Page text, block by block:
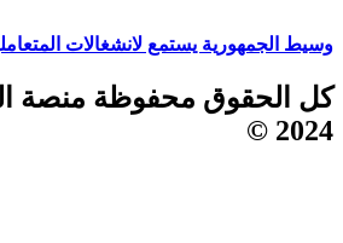
وسيط الجمهورية يستمع لانشغالات
كل الحقوق محفوظة منصة
2024 ©